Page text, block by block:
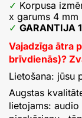
Korpusa
x garums 4 mm
GARANTIJA
Vajadzīga ātra
brīvdienās)?
Lietošana: jūsu
Augstas
lietojams: